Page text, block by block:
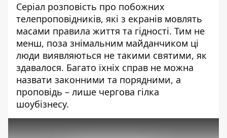
Серіал розповість про побожних
телепроповідників, які з екранів мовлять
масами правила життя та гідності. Тим не
менш, поза знімальним майданчиком ці
люди виявляються не такими святими, як
здавалося. Багато їхніх справ не можна
назвати законними та порядними, а
проповідь – лише чергова гілка
шоубізнесу.